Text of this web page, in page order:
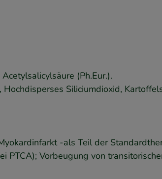
(Ph.Eur.).
Siliciumdioxid,
-als Teil der
PTCA); Vorbeugung von